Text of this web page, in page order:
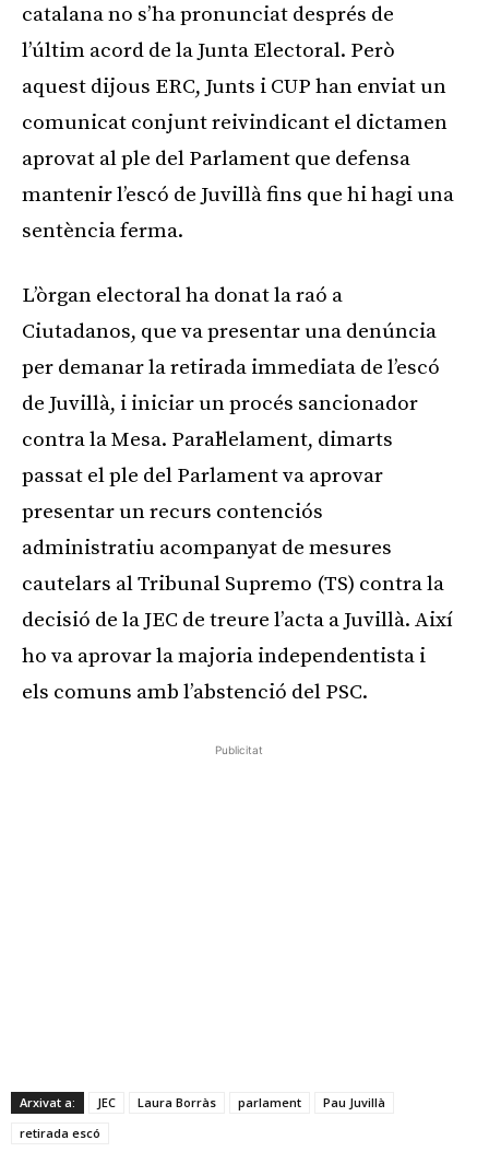
catalana no s’ha pronunciat després de
l’últim acord de la Junta Electoral. Però
aquest dijous ERC, Junts i CUP han enviat un
comunicat conjunt reivindicant el dictamen
aprovat al ple del Parlament que defensa
mantenir l’escó de Juvillà fins que hi hagi una
sentència ferma.
L’òrgan electoral ha donat la raó a
Ciutadanos, que va presentar una denúncia
per demanar la retirada immediata de l’escó
de Juvillà, i iniciar un procés sancionador
contra la Mesa. Paral·lelament, dimarts
passat el ple del Parlament va aprovar
presentar un recurs contenciós
administratiu acompanyat de mesures
cautelars al Tribunal Supremo (TS) contra la
decisió de la JEC de treure l’acta a Juvillà. Així
ho va aprovar la majoria independentista i
els comuns amb l’abstenció del PSC.
Publicitat
Arxivat a: JEC Laura Borràs parlament
Pau Juvillà
retirada escó